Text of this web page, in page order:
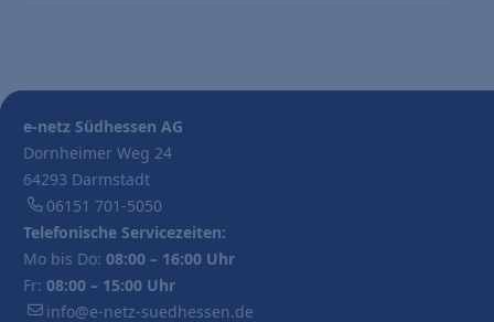
e-netz Südhessen AG
Dornheimer Weg 24
64293 Darmstadt
06151 701-5050
Telefonische Servicezeiten:
Mo bis Do: 08:00 – 16:00 Uhr
Fr: 08:00 – 15:00 Uhr
info@e-netz-suedhessen.de